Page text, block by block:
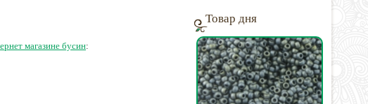
магазине бусин:
Товар дня